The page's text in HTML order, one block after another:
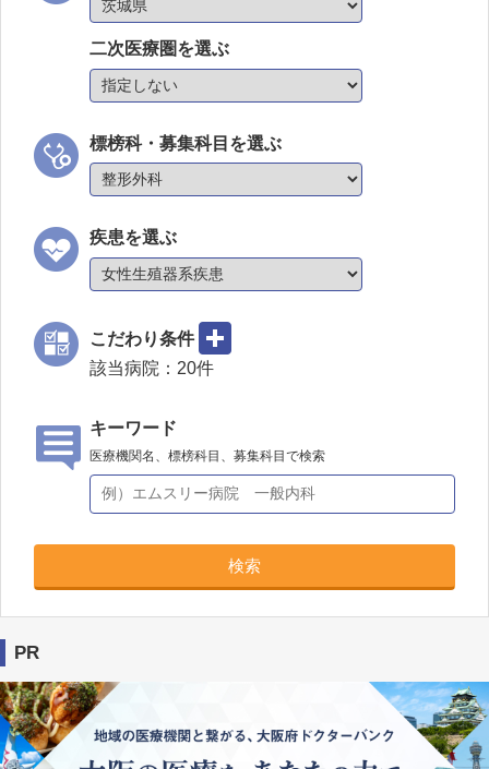
二次医療圏を選ぶ
標榜科・募集科目を選ぶ
疾患を選ぶ
こだわり条件
該当病院： 20件
キーワード
医療機関名、標榜科目、募集科目で検索
検索
PR